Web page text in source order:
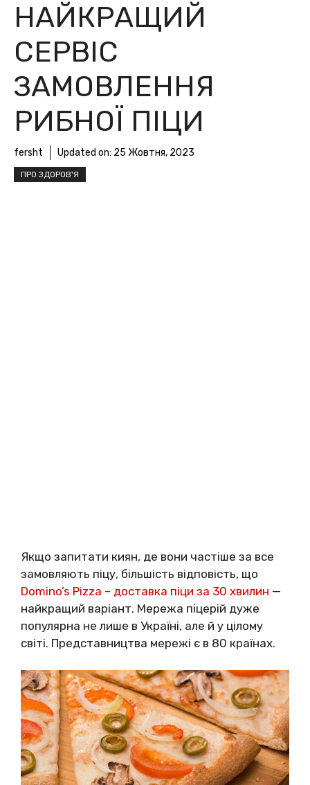
НАЙКРАЩИЙ
СЕРВІС
ЗАМОВЛЕННЯ
РИБНОЇ ПІЦИ
fersht Updated on: 25 Жовтня, 2023
ПРО ЗДОРОВ'Я
Якщо запитати киян, де вони частіше за все
замовляють піцу, більшість відповість, що
Domino’s Pizza – доставка піци за 30 хвилин —
найкращий варіант. Мережа піцерій дуже
популярна не лише в Україні, але й у цілому
світі. Представництва мережі є в 80 країнах.